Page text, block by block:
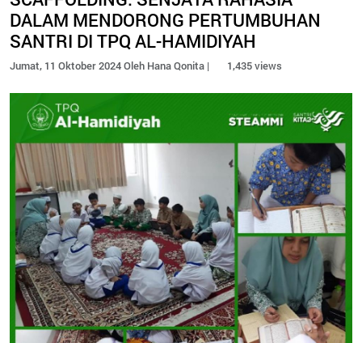
DALAM MENDORONG PERTUMBUHAN
SANTRI DI TPQ AL-HAMIDIYAH
Jumat, 11 Oktober 2024 Oleh Hana Qonita | 1,435 views